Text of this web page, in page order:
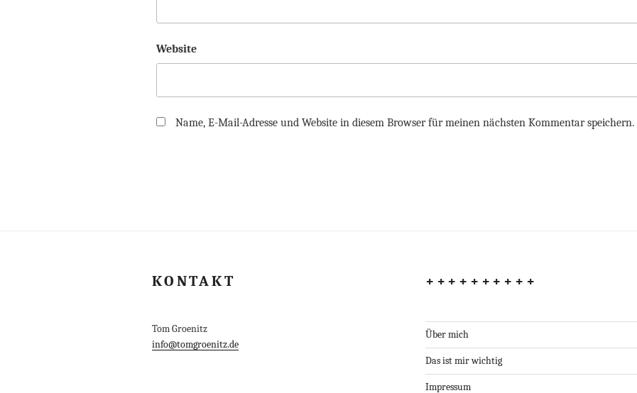
Website
Name, E-Mail-Adresse und Website in diesem Browser für meinen nächsten Kommentar speichern.
KONTAKT
Tom Groenitz
info@tomgroenitz.de
++++++++++
Über mich
Das ist mir wichtig
Impressum